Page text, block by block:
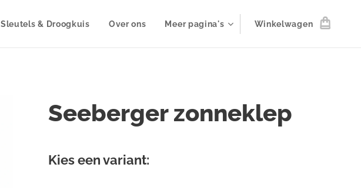
Sleutels & Droogkuis Over ons Meer pagina's Winkelwagen
Seeberger zonneklep
Kies een variant: